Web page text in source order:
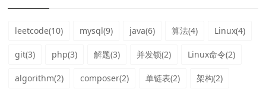
leetcode(10) mysql(9) java(6) 算法(4) Linux(4)
git(3) php(3) 解题(3) 并发锁(2) Linux命令(2)
algorithm(2) composer(2) 单链表(2) 架构(2)